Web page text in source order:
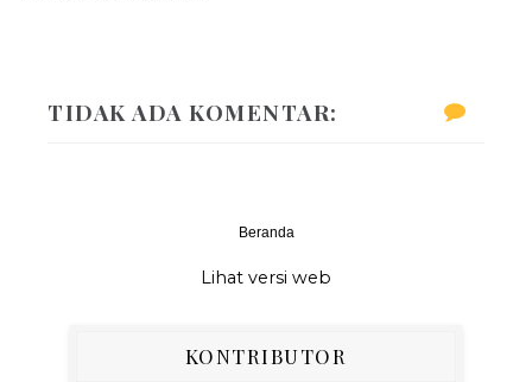
TIDAK ADA KOMENTAR:
Beranda
Lihat versi web
KONTRIBUTOR